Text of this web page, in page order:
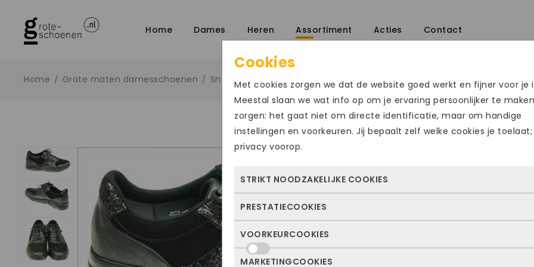
Home Dames Heren Assortiment Acties Contact
Home / Grote maten damesschoenen / Sneakers
€149.95
Maat
42
42.5
Cookies
Met cookies zorgen we dat de website goed werkt en fijner voor je
Meestal slaan we wat info op om je ervaring persoonlijker te
zorgen: het gaat niet om directe identificatie, maar om handige
instellingen en voorkeuren. Jij bepaalt zelf welke cookies je toelaat;
privacy voorop.
STRIKT NOODZAKELIJKE COOKIES
Deze cookies zorgen ervoor dat de website überhaupt werkt. Ze
dus altijd actief en kunnen niet worden uitgezet. Meestal worden
alleen geplaatst als jij iets doet, zoals inloggen, een formulier
of je privacyvoorkeuren opslaan. Je kunt je browser zo instellen
PRESTATIECOOKIES
Met deze cookies zien we hoe vaak onze site bezocht wordt, waar
bezoekers vandaan komen en welke pagina’s populair zijn. Zo
VOORKEURCOOKIES
MARKETINGCOOKIES